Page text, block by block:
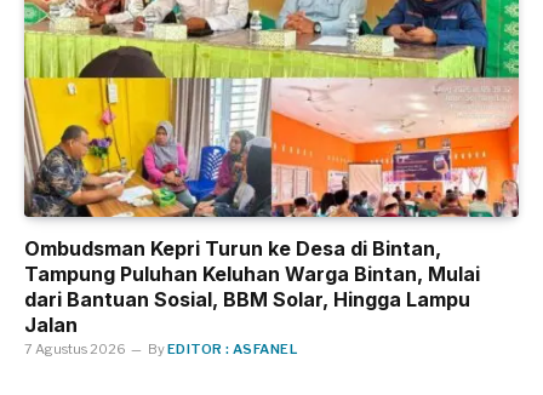
Ombudsman Kepri Turun ke Desa di Bintan,
Tampung Puluhan Keluhan Warga Bintan, Mulai
dari Bantuan Sosial, BBM Solar, Hingga Lampu
Jalan
7 Agustus 2026 ByEDITOR : ASFANEL